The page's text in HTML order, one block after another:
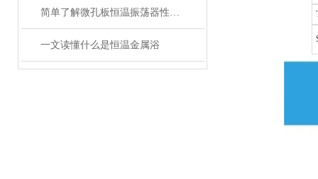
简单了解微孔板恒温振荡器性能优势
一文读懂什么是恒温金属浴